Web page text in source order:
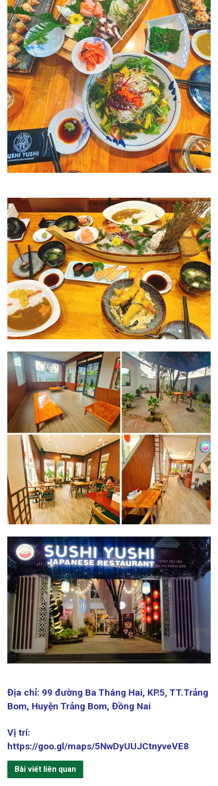
Địa chỉ: 99 đường Ba Tháng Hai, KP.5, TT.Trảng
Bom, Huyện Trảng Bom, Đồng Nai
Vị trí:
https://goo.gl/maps/5NwDyUUJCtnyveVE8
SDT: 0767767763
Bài viết liên quan